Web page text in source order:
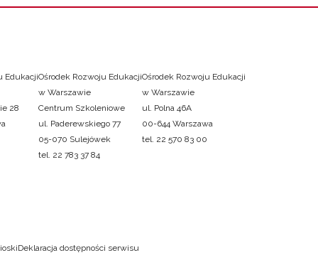
Edukacji
28
Ośrodek Rozwoju Edukacji
w Warszawie
Centrum Szkoleniowe
ul. Paderewskiego 77
05-070 Sulejówek
tel. 22 783 37 84
Ośrodek Rozwoju Edukacji
w Warszawie
ul. Polna 46A
00-644 Warszawa
tel. 22 570 83 00
Deklaracja dostępności serwisu